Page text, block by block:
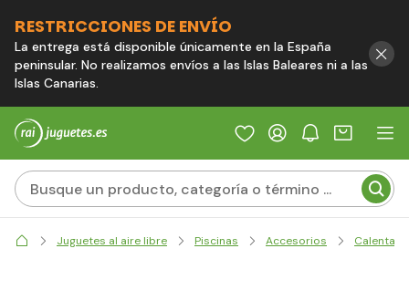
RESTRICCIONES DE ENVÍO
La entrega está disponible únicamente en la España
peninsular. No realizamos envíos a las Islas Baleares ni a las
Islas Canarias.
Juguetes al aire libre Piscinas Accesorios